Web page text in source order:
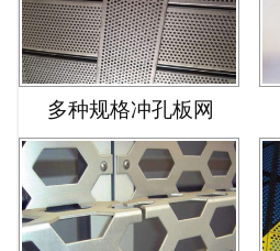
多种规格冲孔板网